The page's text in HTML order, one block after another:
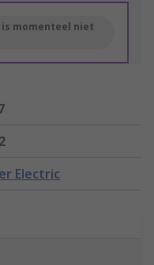
momenteel niet
Electric